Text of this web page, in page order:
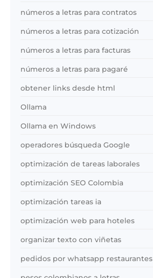
números a letras para contratos
números a letras para cotización
números a letras para facturas
números a letras para pagaré
obtener links desde html
Ollama
Ollama en Windows
operadores búsqueda Google
optimización de tareas laborales
optimización SEO Colombia
optimización tareas ia
optimización web para hoteles
organizar texto con viñetas
pedidos por whatsapp restaurantes